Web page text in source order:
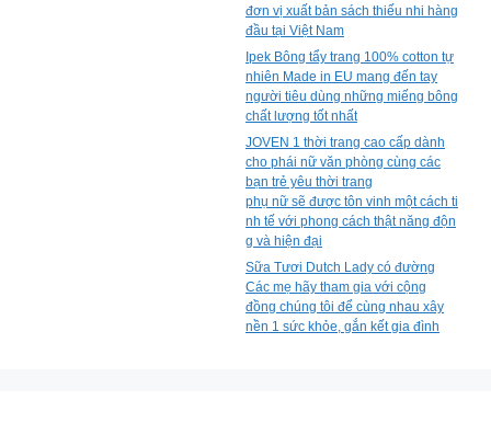
đơn vị xuất bản sách thiếu nhi hàng
đầu tại Việt Nam
Ipek Bông tẩy trang 100% cotton tự
nhiên Made in EU mang đến tay
người tiêu dùng những miếng bông
chất lượng tốt nhất
JOVEN 1 thời trang cao cấp dành
cho phái nữ văn phòng cùng các
bạn trẻ yêu thời trang
phụ nữ sẽ được tôn vinh một cách ti
nh tế với phong cách thật năng độn
g và hiện đại
Sữa Tươi Dutch Lady có đường
Các mẹ hãy tham gia với cộng
đồng chúng tôi để cùng nhau xây
nền 1 sức khỏe, gắn kết gia đình